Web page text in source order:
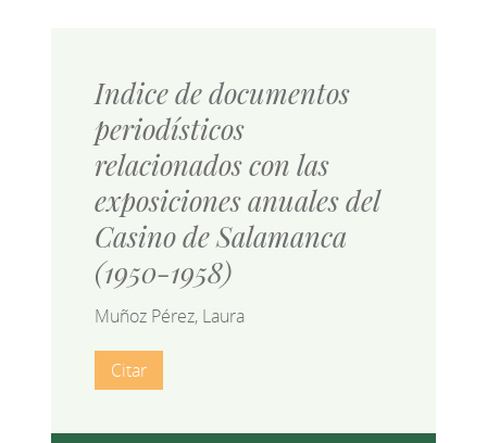
Indice de documentos
periodísticos
relacionados con las
exposiciones anuales del
Casino de Salamanca
(1950-1958)
Muñoz Pérez, Laura
Citar